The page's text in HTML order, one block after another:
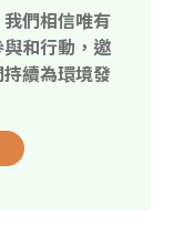
們相信唯有
和行動，邀
續為環境發